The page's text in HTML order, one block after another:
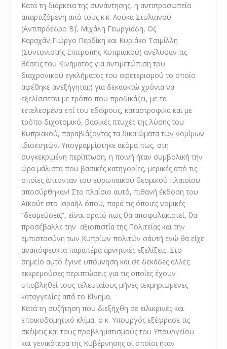
Κατά τη διάρκεια της συνάντησης, η αντιπροσωπεία
απαρτιζόμενη από τους κ.κ. Λούκα Στυλιανού
(Αντιπρόεδρο Β΄), Μιχάλη Γεωργιάδη, Οζ
Καραχάν,Γιώργο Περδίκη και Κυριάκο Τσιμίλλη
(Συντονιστής Επιτροπής Κυπριακού) ανέλυσαν τις
θέσεις του Κινήματος για αντιμετώπιση του
διαχρονικού εγκλήματος του σφετερισμού το οποίο
αφέθηκε ανεξήγητα(;) για δεκαοκτώ χρόνια να
εξελίσσεται με τρόπο που προδικάζει, με τα
τετελεσμένα επί του εδάφους, καταστροφικά και με
τρόπο διχοτομικό, βασικές πτυχές της λύσης του
Κυπριακού, παραβιάζοντας τα δικαιώματα των νομίμων
ιδιοκτητών. Υπογραμμίστηκε ακόμα πως, στη
συγκεκριμένη περίπτωση, η ποινή ήταν συμβολική την
ώρα μάλιστα που βασικές κατηγορίες, μερικές από τις
οποίες άπτονταν του ευρωπαϊκού θεσμικού πλαισίου
αποσύρθηκαν! Στο πλαίσιο αυτό, πιθανή έκδοση του
Αϊκούτ στο Ισραήλ όπου, παρά τις όποιες νομικές
“δεσμεύσεις”, είναι ορατό πως θα αποφυλακιστεί, θα
προσέβαλλε την αξιοπιστία της Πολιτείας και την
εμπιστοσύνη των Κυπρίων πολιτών σ΄αυτή ενώ θα είχε
αναπόφευκτα παραπέρα αρνητικές εξελίξεις. Στο
σημείο αυτό έγινε υπόμνηση και σε δεκάδες άλλες
εκκρεμούσες περιπτώσεις για τις οποίες έχουν
υποβληθεί τους τελευταίους μήνες τεκμηριωμένες
καταγγελίες από το Κίνημα.
Κατά τη συζήτηση που διεξήχθη σε ειλικρινές και
εποικοδομητικό κλίμα, ο κ. Υπουργός εξέφρασε τις
σκέψεις και τους προβληματισμούς του Υπουργείου
και γενικότερα της Κυβέρνησης οι οποίοι ήταν